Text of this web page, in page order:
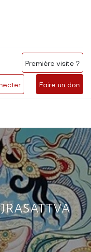
Faire un don
Première visite ?